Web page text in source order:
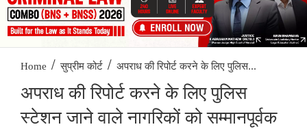
Home / सुप्रीम कोर्ट / अपराध की रिपोर्ट करने के लिए पुलिस...
अपराध की रिपोर्ट करने के लिए पुलिस
स्टेशन जाने वाले नागरिकों को सम्मानपूर्वक